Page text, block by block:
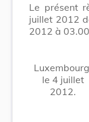
Le présent
juillet 2012
2012 à
le 4 juillet
2012.